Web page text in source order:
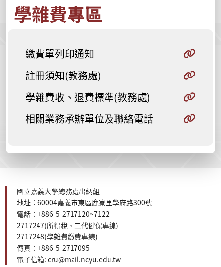
學雜費專區
繳費單列印通知
註冊須知(教務處)
學雜費收、退費標準(教務處)
相關業務承辦單位及聯絡電話
國立嘉義大學總務處出納組
地址：60004嘉義市東區鹿寮里學府路300號
電話：+886-5-2717120~7122
2717247(所得稅、二代健保專線)
2717248(學雜費繳費專線)
傳真：+886-5-2717095
電子信箱: cru@mail.ncyu.edu.tw